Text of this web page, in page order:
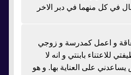
في كل منهما في دبر الاخر
و اعمل كمدرسة و زوجي
للاعتناء بابنتي و انه لا
على العناية بها. و هو